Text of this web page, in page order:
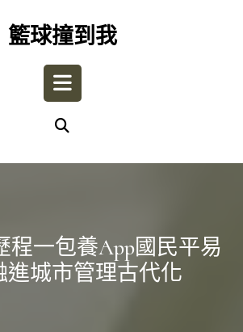
籃球撞到我
Open
程一包養app國民平易
進城市管理古代化